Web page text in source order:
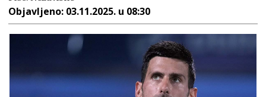
Objavljeno: 03.11.2025. u 08:30